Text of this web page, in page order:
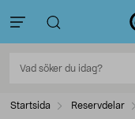
Startsida Reservdelar